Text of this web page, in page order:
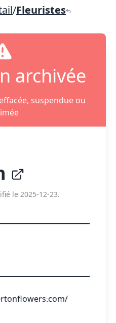
/Fleuristes
archivée
suspendue ou
le 2025-12-23.